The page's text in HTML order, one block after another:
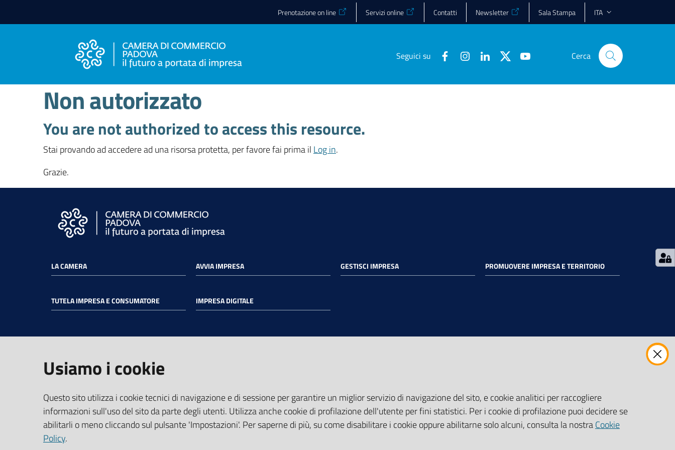
Prenotazione on line Servizi online Contatti Newsletter Sala Stampa ITA
Seguici su Cerca
Non autorizzato
You are not authorized to access this resource.
Stai provando ad accedere ad una risorsa protetta, per favore fai prima il Log in.
Grazie.
LA CAMERA AVVIA IMPRESA GESTISCI IMPRESA PROMUOVERE IMPRESA E TERRITORIO
TUTELA IMPRESA E CONSUMATORE IMPRESA DIGITALE
Impostazioni cookie
Usiamo i cookie
Questo sito utilizza i cookie tecnici di navigazione e di sessione per garantire un miglior servizio di navigazione del sito, e cookie analitici per raccogliere
informazioni sull'uso del sito da parte degli utenti. Utilizza anche cookie di profilazione dell'utente per fini statistici. Per i cookie di profilazione puoi decidere se
abilitarli o meno cliccando sul pulsante 'Impostazioni'. Per saperne di più, su come disabilitare i cookie oppure abilitarne solo alcuni, consulta la nostraCookie
Policy.